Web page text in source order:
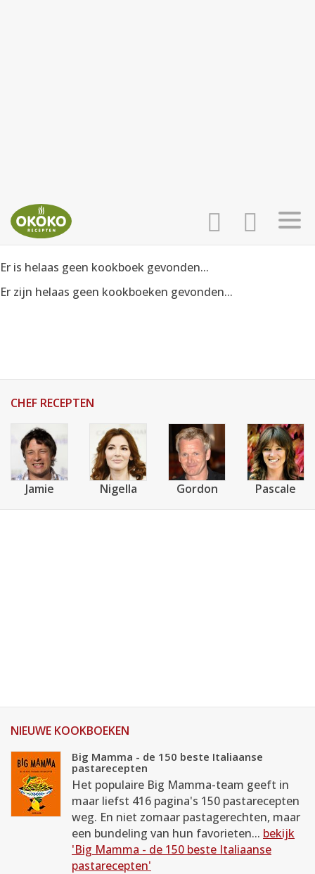
INLOGGEN
HOME
WEEKMENU'S
KOOKBOEKEN
Er is helaas geen kookboek gevonden...
Er zijn helaas geen kookboeken gevonden...
CHEF RECEPTEN
Jamie Nigella Gordon Pascale
NIEUWE KOOKBOEKEN
Big Mamma - de 150 beste Italiaanse
pastarecepten
Het populaire Big Mamma-team geeft in
maar liefst 416 pagina's 150 pastarecepten
weg. En niet zomaar pastagerechten, maar
een bundeling van hun favorieten... bekijk
'Big Mamma - de 150 beste Italiaanse
pastarecepten'